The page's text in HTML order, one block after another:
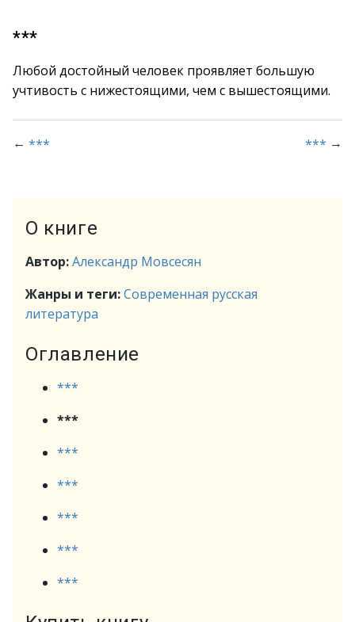
***
Любой достойный человек проявляет большую
учтивость с нижестоящими, чем с вышестоящими.
*** →
← ***
О книге
Автор:Александр Мовсесян
Жанры и теги:Современная русская
литература
Оглавление
***
***
***
***
***
***
***